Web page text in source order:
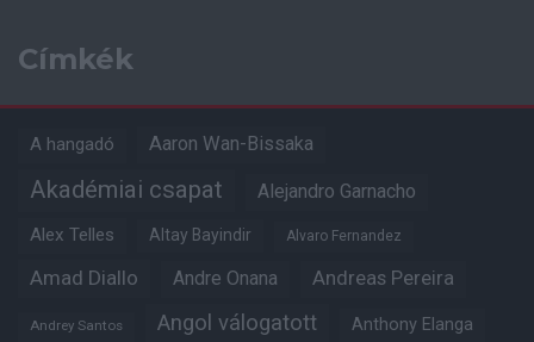
Címkék
A hangadó Aaron Wan-Bissaka
Akadémiai csapat Alejandro Garnacho
Alex Telles Altay Bayindir Alvaro Fernandez
Amad Diallo Andre Onana Andreas Pereira
Andrey Santos Angol válogatott Anthony Elanga